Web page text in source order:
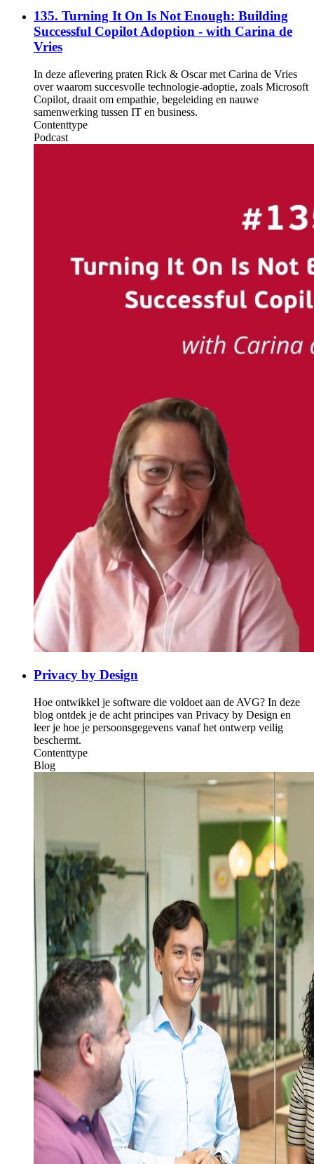
135. Turning It On Is Not Enough: Building
Successful Copilot Adoption - with Carina de
Vries
In deze aflevering praten Rick & Oscar met Carina de Vries
over waarom succesvolle technologie-adoptie, zoals Microsoft
Copilot, draait om empathie, begeleiding en nauwe
samenwerking tussen IT en business.
Contenttype
Podcast
Privacy by Design
Hoe ontwikkel je software die voldoet aan de AVG? In deze
blog ontdek je de acht principes van Privacy by Design en
leer je hoe je persoonsgegevens vanaf het ontwerp veilig
beschermt.
Contenttype
Blog